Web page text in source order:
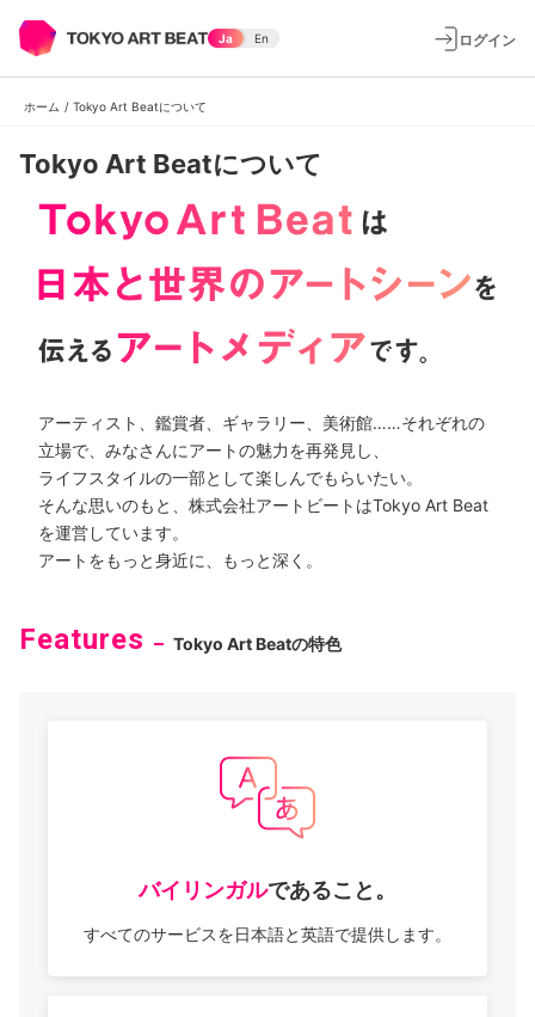
Ja En ログイン
ホーム / Tokyo Art Beatについて
Tokyo Art Beatについて
アーティスト、鑑賞者、ギャラリー、美術館……それぞれの
立場で、みなさんにアートの魅力を再発見し、
ライフスタイルの一部として楽しんでもらいたい。
そんな思いのもと、株式会社アートビートはTokyo Art Beat
を運営しています。
アートをもっと身近に、もっと深く。
Features Tokyo Art Beatの特色
バイリンガルであること。
すべてのサービスを日本語と英語で提供します。